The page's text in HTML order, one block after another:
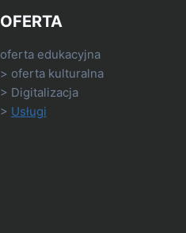
OFERTA
oferta edukacyjna
> oferta kulturalna
> Digitalizacja
> Usługi